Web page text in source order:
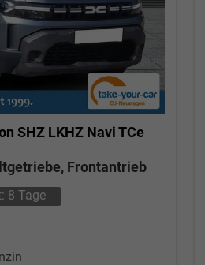
SHZ LKHZ Navi TCe
Frontantrieb
8 Tage